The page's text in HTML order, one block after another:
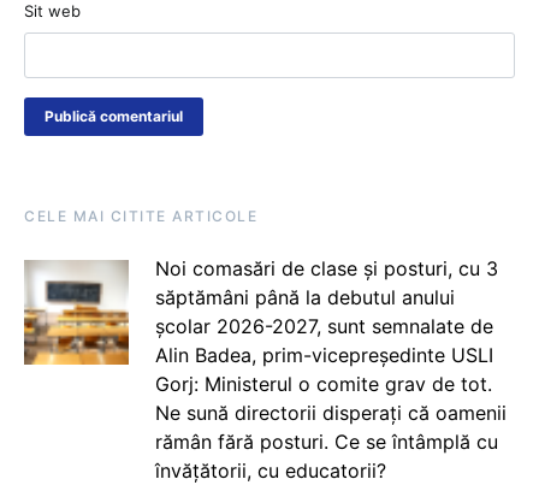
Sit web
CELE MAI CITITE ARTICOLE
Noi comasări de clase și posturi, cu 3
săptămâni până la debutul anului
școlar 2026-2027, sunt semnalate de
Alin Badea, prim-vicepreședinte USLI
Gorj: Ministerul o comite grav de tot.
Ne sună directorii disperați că oamenii
rămân fără posturi. Ce se întâmplă cu
învățătorii, cu educatorii?